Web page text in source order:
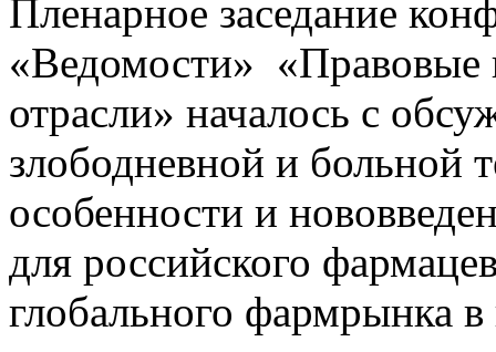
Пленарное заседание
«Ведомости» «Правовые
отрасли» началось с
злободневной и больной
особенности и
для российского
глобального фармрынка в